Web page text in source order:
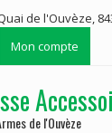
de l'Ouvèze,
Mon compte
de l'Ouvèze